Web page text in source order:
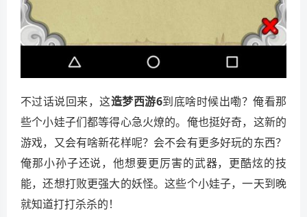
不过话说回来，这造梦西游6到底啥时候出嘞？俺看那
些个小娃子们都等得心急火燎的。俺也挺好奇，这新的
游戏，又会有啥新花样呢？会不会有更多好玩的东西？
俺那小孙子还说，他想要更厉害的武器，更酷炫的技
能，还想打败更强大的妖怪。这些个小娃子，一天到晚
就知道打打杀杀的！